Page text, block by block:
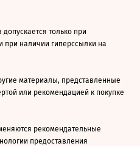
только при
и при наличии гиперссылки на
материалы, представленные
или рекомендацией к покупке
рекомендательные
предоставления